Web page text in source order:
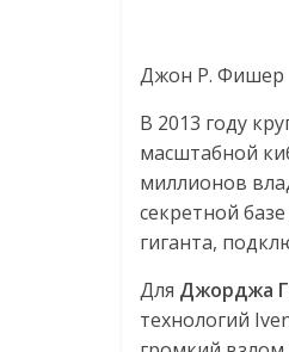
Джон Р. Фишер
В 2013 году
масштабной
миллионов
секретной
гиганта,
Для Джорджа
технологий